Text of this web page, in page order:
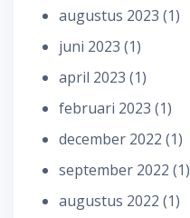
augustus 2023 (1)
juni 2023 (1)
april 2023 (1)
februari 2023 (1)
december 2022 (1)
september 2022 (1)
augustus 2022 (1)